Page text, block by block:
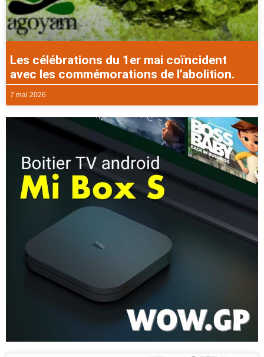
Les célébrations du 1er mai coïncident
avec les commémorations de l’abolition.
7 mai 2026